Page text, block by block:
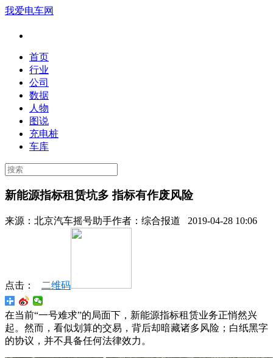
我爱电车网
首页
行业
公司
数据
人物
图说
充电桩
车库
新能源指标租赁坑多 指标有作废风险
来源： 北京汽车摇号助手作者： 综合报道 2019-04-28 10:06
点击： 二维码
在当前“一号难求”的局面下，新能源指标租赁业务正悄然兴
起。然而，看似划算的交易，背后却暗藏诸多风险；白纸黑字
的协议，并不具备任何法律效力。